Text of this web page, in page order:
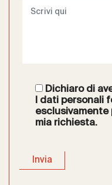
Dichiaro di
I dati personali
esclusivamente
mia richiesta.